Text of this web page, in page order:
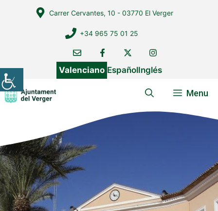
Carrer Cervantes, 10 - 03770 El Verger
+34 965 75 01 25
Valenciano EspañolInglés
Menu